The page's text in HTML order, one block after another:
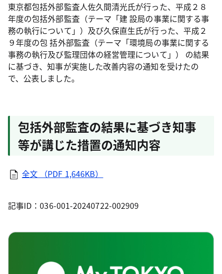
東京都包括外部監査人佐久間清光氏が行った、平成２８
年度の包括外部監査（テーマ「建 設局の事業に関する事
務の執行について」）及び久保直生氏が行った、平成２
９年度の包 括外部監査（テーマ「環境局の事業に関する
事務の執行及び監理団体の経営管理について」） の結果
に基づき、知事が実施した改善内容の通知を受けたの
で、公表しました。
包括外部監査の結果に基づき知事
等が講じた措置の通知内容
全文 （PDF 1,646KB）
記事ID：036-001-20240722-002909